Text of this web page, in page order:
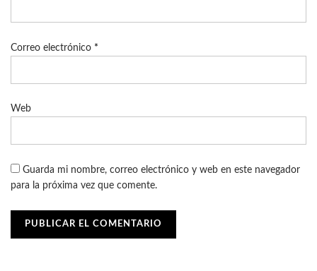
Correo electrónico *
Web
Guarda mi nombre, correo electrónico y web en este navegador
para la próxima vez que comente.